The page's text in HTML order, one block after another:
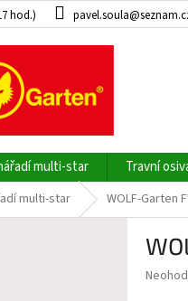
hod.)
multi-star Travní
multi-star WOLF-Garten